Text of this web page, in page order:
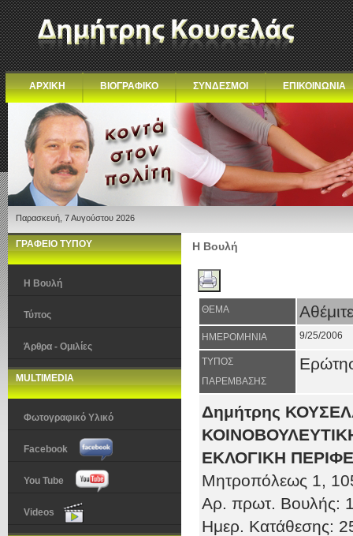
ΑΡΧΙΚΗ ΒΙΟΓΡΑΦΙΚΟ ΣΥΝΔΕΣΜΟΙ ΕΠΙΚΟΙΝΩΝΙΑ
Παρασκευή, 7 Αυγούστου 2026
ΓΡΑΦΕΙΟ ΤΥΠΟΥ
Η Βουλή
Τύπος
Άρθρα - Ομιλίες
MULTIMEDIA
Φωτογραφικό Υλικό
Facebook
You Tube
Videos
Η Βουλή
ΘΕΜΑ
ΗΜΕΡΟΜΗΝΙΑ 9/25/2006
ΤΥΠΟΣ
ΠΑΡΕΜΒΑΣΗΣ
Δημήτρης
ΕΚΛΟΓΙΚΗ
Μητροπόλεως 1,
Αρ. πρωτ. Βουλής:
Ημερ. Κατάθεσης: